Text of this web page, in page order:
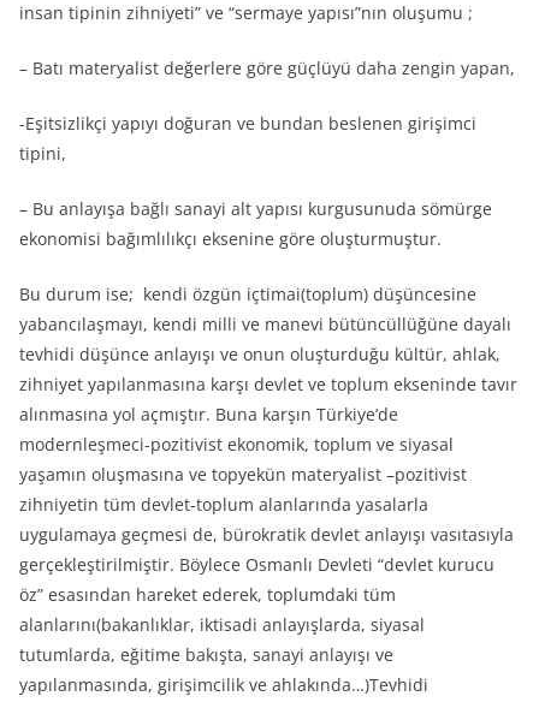
insan tipinin zihniyeti” ve “sermaye yapısı”nın oluşumu ;
– Batı materyalist değerlere göre güçlüyü daha zengin yapan,
-Eşitsizlikçi yapıyı doğuran ve bundan beslenen girişimci
tipini,
– Bu anlayışa bağlı sanayi alt yapısı kurgusunuda sömürge
ekonomisi bağımlılıkçı eksenine göre oluşturmuştur.
Bu durum ise; kendi özgün içtimai(toplum) düşüncesine
yabancılaşmayı, kendi milli ve manevi bütüncüllüğüne dayalı
tevhidi düşünce anlayışı ve onun oluşturduğu kültür, ahlak,
zihniyet yapılanmasına karşı devlet ve toplum ekseninde tavır
alınmasına yol açmıştır. Buna karşın Türkiye’de
modernleşmeci-pozitivist ekonomik, toplum ve siyasal
yaşamın oluşmasına ve topyekün materyalist –pozitivist
zihniyetin tüm devlet-toplum alanlarında yasalarla
uygulamaya geçmesi de, bürokratik devlet anlayışı vasıtasıyla
gerçekleştirilmiştir. Böylece Osmanlı Devleti “devlet kurucu
öz” esasından hareket ederek, toplumdaki tüm
alanlarını(bakanlıklar, iktisadi anlayışlarda, siyasal
tutumlarda, eğitime bakışta, sanayi anlayışı ve
yapılanmasında, girişimcilik ve ahlakında…)Tevhidi